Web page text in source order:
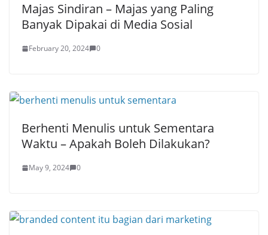
Majas Sindiran – Majas yang Paling
Banyak Dipakai di Media Sosial
February 20, 2024 0
Berhenti Menulis untuk Sementara
Waktu – Apakah Boleh Dilakukan?
May 9, 2024 0